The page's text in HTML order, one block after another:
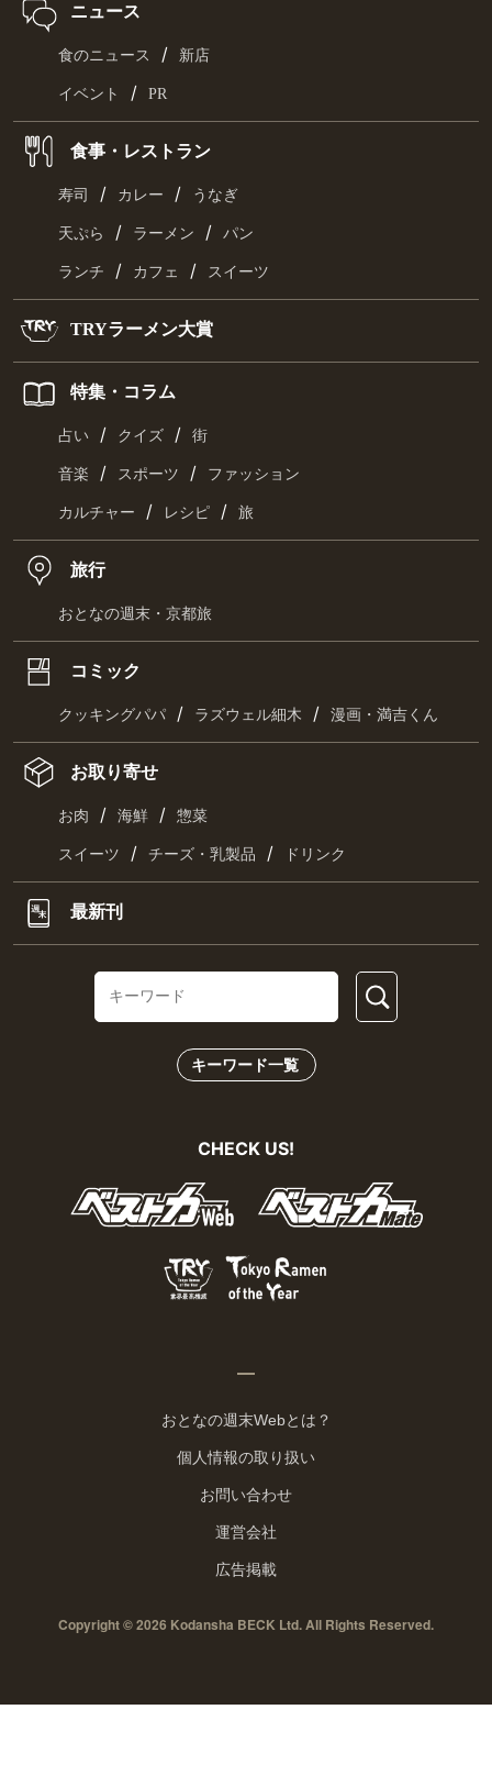
ニュース
食のニュース / 新店
イベント / PR
食事・レストラン
寿司 / カレー / うなぎ
天ぷら / ラーメン / パン
ランチ / カフェ / スイーツ
TRYラーメン大賞
特集・コラム
占い / クイズ / 街
音楽 / スポーツ / ファッション
カルチャー / レシピ / 旅
旅行
おとなの週末・京都旅
コミック
クッキングパパ / ラズウェル細木 / 漫画・満吉くん
お取り寄せ
お肉 / 海鮮 / 惣菜
スイーツ / チーズ・乳製品 / ドリンク
最新刊
キーワード一覧
CHECK US!
おとなの週末Webとは？
個人情報の取り扱い
お問い合わせ
運営会社
広告掲載
Copyright © 2026 Kodansha BECK Ltd. All Rights Reserved.